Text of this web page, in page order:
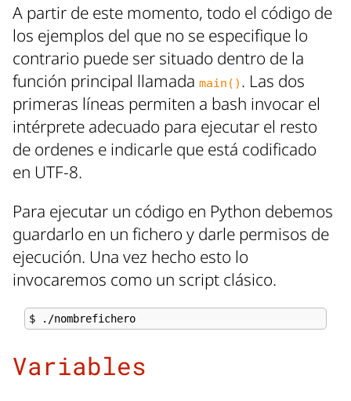
A partir de este momento, todo el código de
los ejemplos del que no se especifique lo
contrario puede ser situado dentro de la
función principal llamadamain() . Las dos
primeras líneas permiten a bash invocar el
intérprete adecuado para ejecutar el resto
de ordenes e indicarle que está codificado
en UTF-8.
Para ejecutar un código en Python debemos
guardarlo en un fichero y darle permisos de
ejecución. Una vez hecho esto lo
invocaremos como un script clásico.
$ ./nombrefichero
Variables